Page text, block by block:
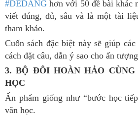
#DỄDÀNG hơn với 50 đề bài khác
viết đúng, đủ, sâu và là một tài
tham khảo.
Cuốn sách đặc biệt này sẽ giúp
cách đặt câu, dẫn ý sao cho ấn
3. BỘ ĐÔI HOÀN HẢO
HỌC
Ấn phẩm giống như “bước học
văn học.